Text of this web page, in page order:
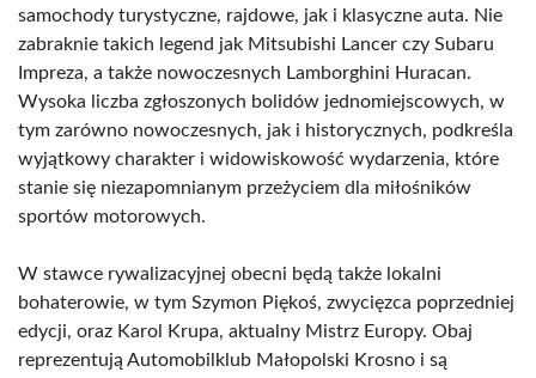
samochody turystyczne, rajdowe, jak i klasyczne auta. Nie
zabraknie takich legend jak Mitsubishi Lancer czy Subaru
Impreza, a także nowoczesnych Lamborghini Huracan.
Wysoka liczba zgłoszonych bolidów jednomiejscowych, w
tym zarówno nowoczesnych, jak i historycznych, podkreśla
wyjątkowy charakter i widowiskowość wydarzenia, które
stanie się niezapomnianym przeżyciem dla miłośników
sportów motorowych.
W stawce rywalizacyjnej obecni będą także lokalni
bohaterowie, w tym Szymon Piękoś, zwycięzca poprzedniej
edycji, oraz Karol Krupa, aktualny Mistrz Europy. Obaj
reprezentują Automobilklub Małopolski Krosno i są